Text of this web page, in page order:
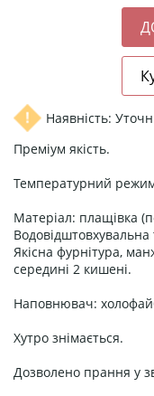
Наявність:
Преміум якість.
Температурний
Матеріал: плащівка
Водовідштовхувальна
Якісна фурнітура,
середині 2 кишені.
Наповнювач:
Хутро знімається.
Дозволено прання у